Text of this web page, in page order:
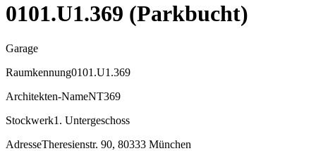
0101.U1.369 (Parkbucht)
Garage
Raumkennung0101.U1.369
Architekten-NameNT369
Stockwerk1. Untergeschoss
AdresseTheresienstr. 90, 80333 München